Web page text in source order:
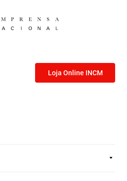
Loja Online INCM